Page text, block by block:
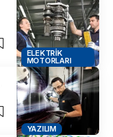
ELEKTRIK
MOTORLARI
YAZILIM